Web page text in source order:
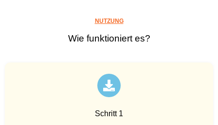
NUTZUNG
Wie funktioniert es?
Schritt 1